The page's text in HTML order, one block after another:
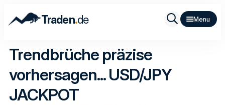
Traden.de
Trendbrüche präzise
vorhersagen... USD/JPY
JACKPOT